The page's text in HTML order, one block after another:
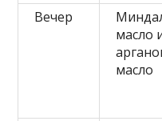
Вечер
масло
масло